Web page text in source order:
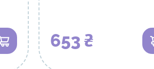
В кошик 653 ₴